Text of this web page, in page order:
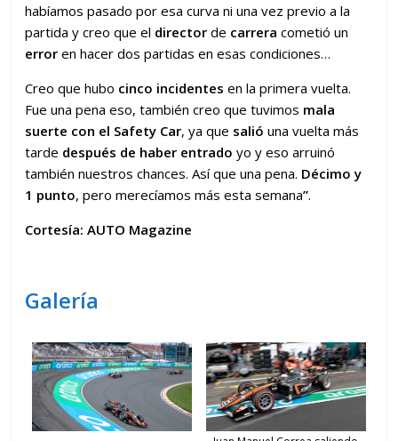
habíamos pasado por esa curva ni una vez previo a la
partida y creo que el director de carrera cometió un
error en hacer dos partidas en esas condiciones…
Creo que hubo cinco incidentes en la primera vuelta.
Fue una pena eso, también creo que tuvimos mala
suerte con el Safety Car, ya que salió una vuelta más
tarde después de haber entrado yo y eso arruinó
también nuestros chances. Así que una pena. Décimo y
1 punto, pero merecíamos más esta semana”.
Cortesía: AUTO Magazine
Galería